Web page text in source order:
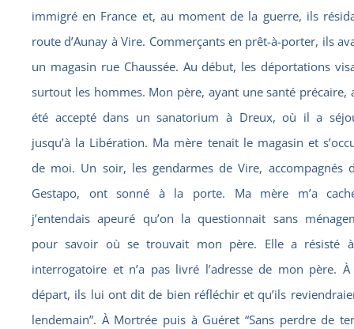
immigré en France et, au moment de la guerre, ils
route d’Aunay à Vire. Commerçants en prêt-à-porter, ils
un magasin rue Chaussée. Au début, les déportations
surtout les hommes. Mon père, ayant une santé précaire,
été accepté dans un sanatorium à Dreux, où il a
jusqu’à la Libération. Ma mère tenait le magasin et
de moi. Un soir, les gendarmes de Vire, accompagnés
Gestapo, ont sonné à la porte. Ma mère m’a
j’entendais apeuré qu’on la questionnait sans
pour savoir où se trouvait mon père. Elle a résisté
interrogatoire et n’a pas livré l’adresse de mon père.
départ, ils lui ont dit de bien réfléchir et qu’ils
lendemain”. À Mortrée puis à Guéret “Sans perdre de